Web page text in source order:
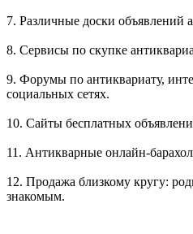
7. Различные доски объявлений
8. Сервисы по скупке
9. Форумы по антиквариату,
социальных сетях.
10. Сайты бесплатных
11. Антикварные онлайн-
12. Продажа близкому кругу:
знакомым.